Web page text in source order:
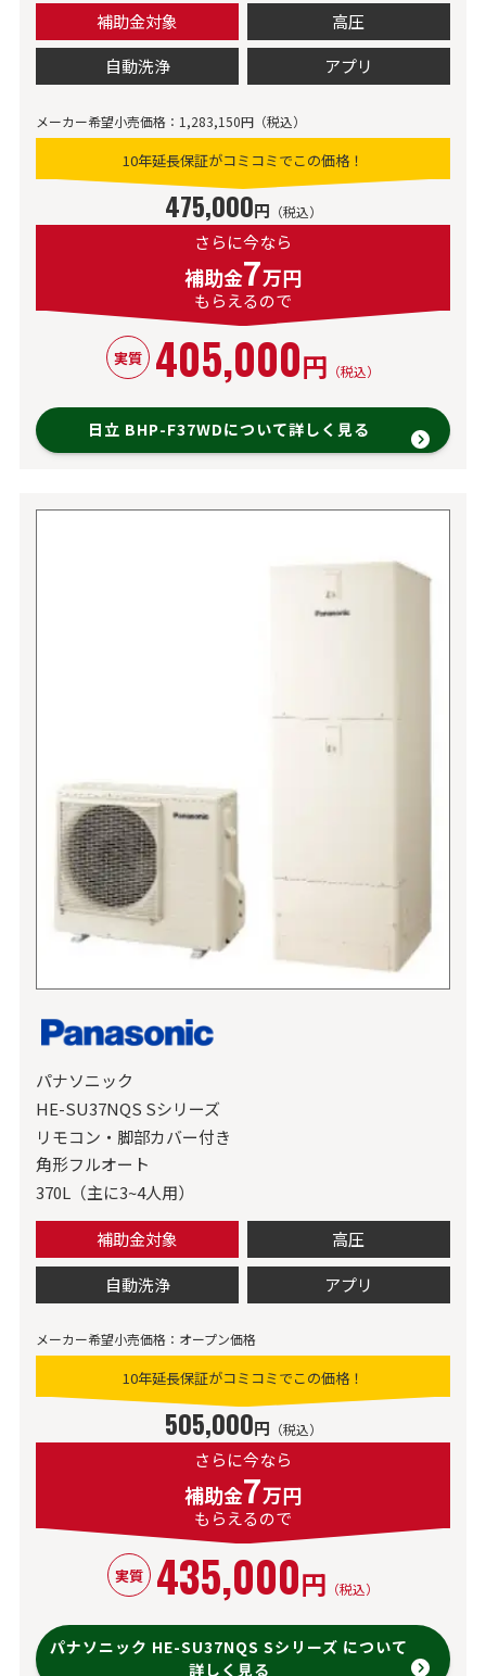
補助金対象
高圧
自動洗浄
アプリ
メーカー希望小売価格：1,283,150円（税込）
10年延長保証がコミコミでこの価格！
475,000円 （税込）
さらに今なら
補助金7万円
もらえるので
実質 405,000円 （税込）
日立 BHP-F37WDについて詳しく見る
パナソニック
HE-SU37NQS Sシリーズ
リモコン・脚部カバー付き
角形フルオート
370L（主に3~4人用）
補助金対象
高圧
自動洗浄
アプリ
メーカー希望小売価格：オープン価格
10年延長保証がコミコミでこの価格！
505,000円 （税込）
さらに今なら
補助金7万円
もらえるので
実質 435,000円 （税込）
パナソニック HE-SU37NQS Sシリーズ について
詳しく見る